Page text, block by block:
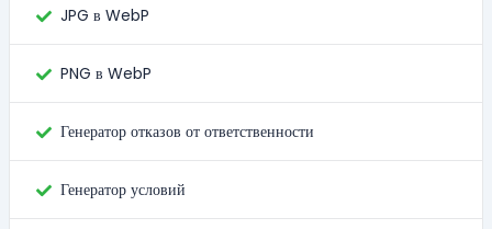
JPG в WebP
PNG в WebP
Генератор отказов от ответственности
Генератор условий